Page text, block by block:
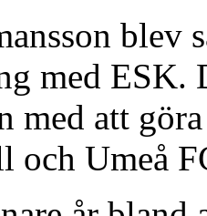
blev
med
med att
och Umeå